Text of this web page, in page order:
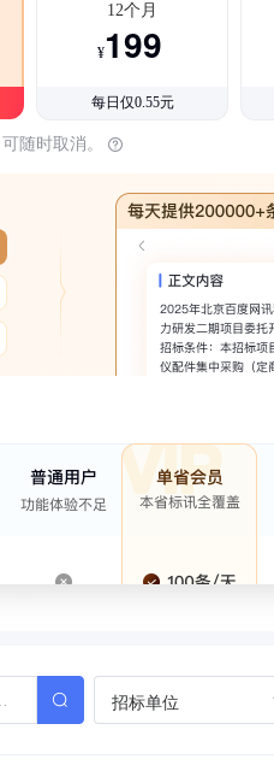
12个月
¥199
每日仅0.55元
随时取消。
招标单位